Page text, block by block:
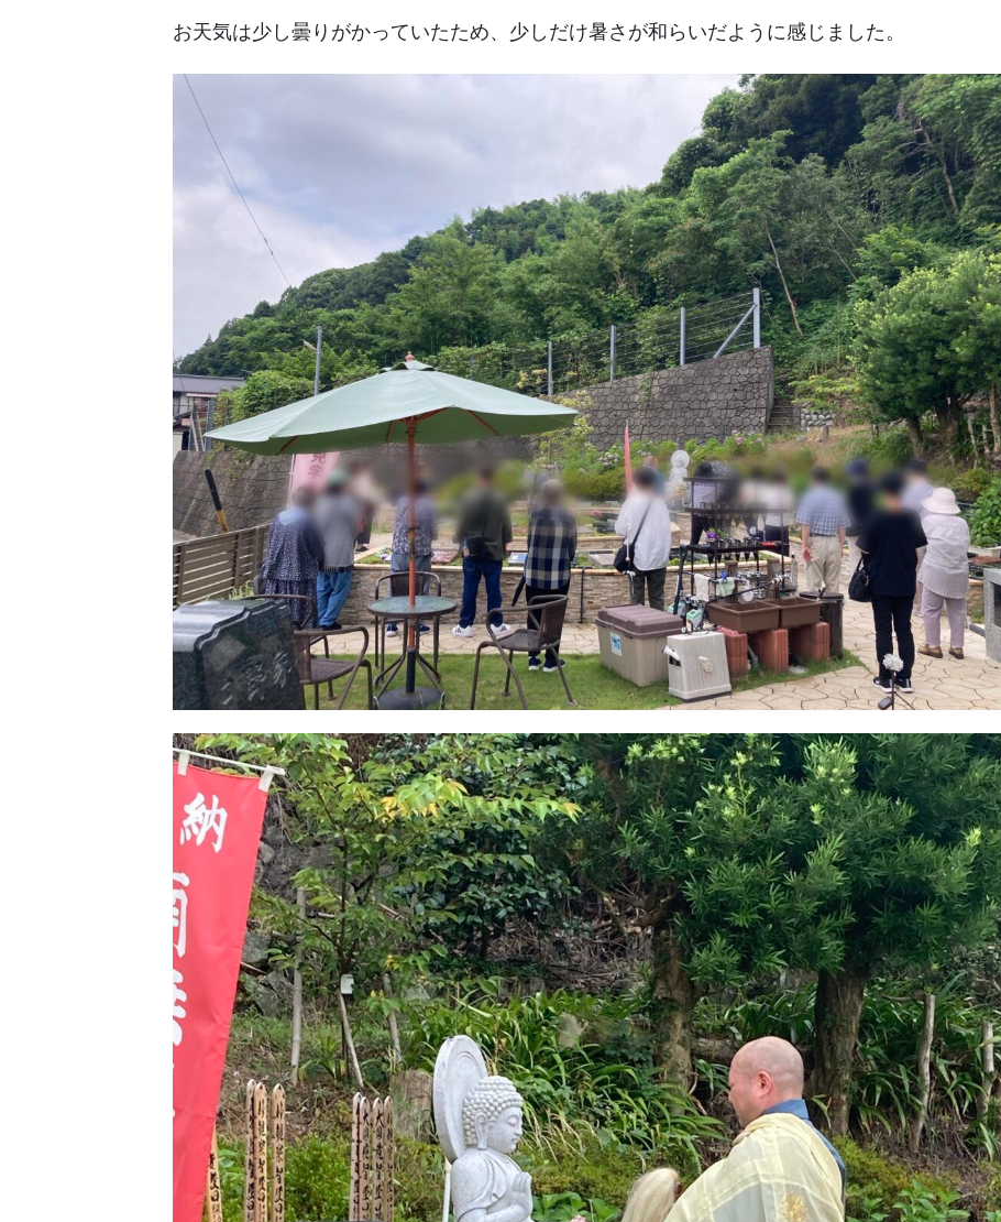
お天気は少し曇りがかっていたため、少しだけ暑さが和らいだように感じました。